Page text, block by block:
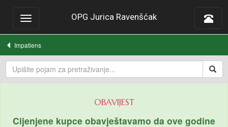
Toggle
OPG Jurica Ravenšćak
Impatiens
OBAVIJEST
Cijenjene kupce obavještavamo da ove godine